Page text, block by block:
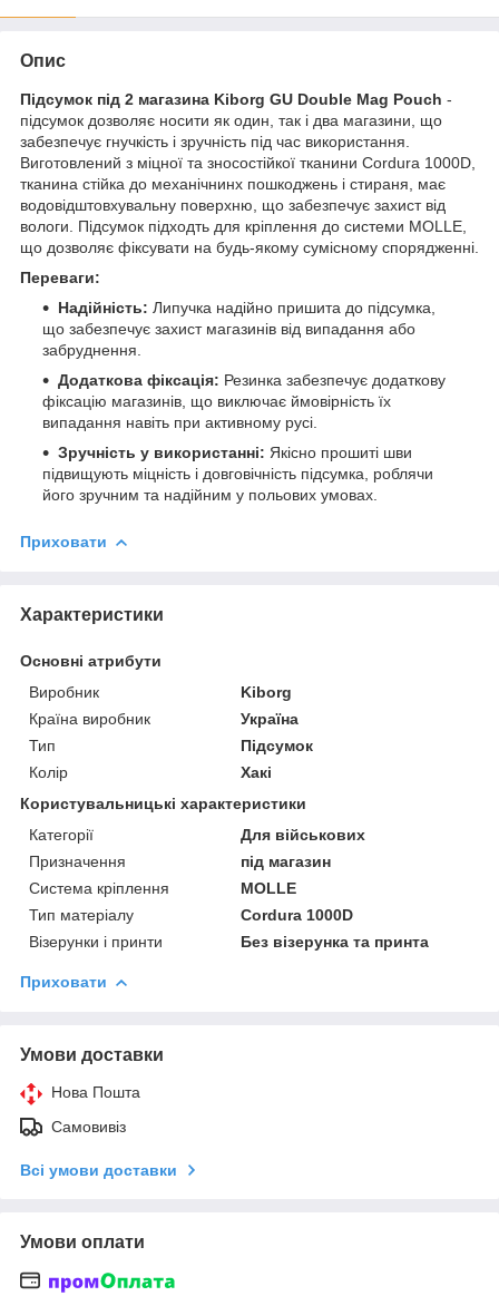
Опис
Підсумок під 2 магазина Kiborg GU Double Mag Pouch -
підсумок дозволяє носити як один, так і два магазини, що
забезпечує гнучкість і зручність під час використання.
Виготовлений з міцної та зносостійкої тканини Cordura 1000D,
тканина стійка до механічнинх пошкоджень і стираня, має
водовідштовхувальну поверхню, що забезпечує захист від
вологи. Підсумок підходть для кріплення до системи MOLLE,
що дозволяє фіксувати на будь-якому сумісному спорядженні.
Переваги:
Надійність: Липучка надійно пришита до підсумка,
що забезпечує захист магазинів від випадання або
забруднення.
Додаткова фіксація: Резинка забезпечує додаткову
фіксацію магазинів, що виключає ймовірність їх
випадання навіть при активному русі.
Зручність у використанні: Якісно прошиті шви
підвищують міцність і довговічність підсумка, роблячи
його зручним та надійним у польових умовах.
Приховати
Характеристики
Основні атрибути
Виробник
Kiborg
Країна виробник
Україна
Тип
Підсумок
Колір
Хакі
Користувальницькі характеристики
Категорії
Для військових
Призначення
під магазин
Система кріплення
MOLLE
Тип матеріалу
Cordura 1000D
Візерунки і принти
Без візерунка та принта
Приховати
Умови доставки
Нова Пошта
Самовивіз
Всі умови доставки
Умови оплати